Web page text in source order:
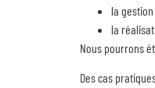
la
la
Nous pourrons
Des cas